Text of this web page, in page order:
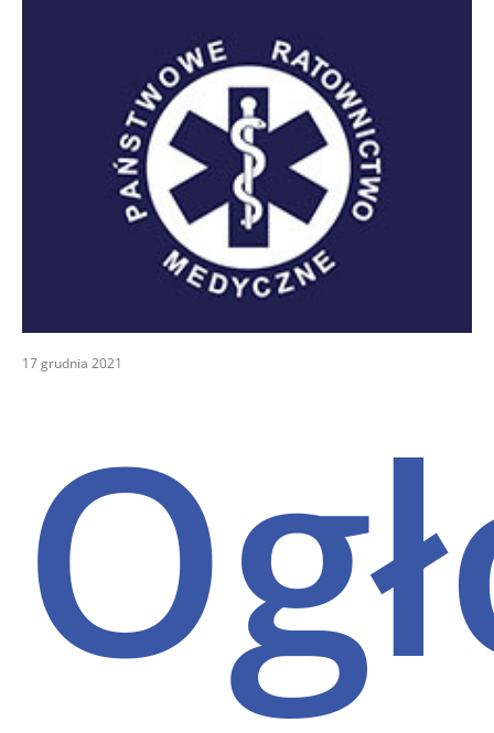
17 grudnia 2021